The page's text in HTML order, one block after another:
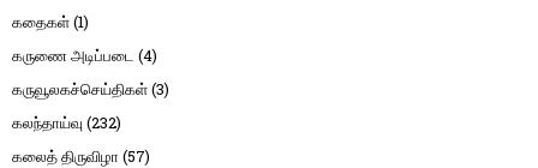
கதைகள்(1)
கருணை அடிப்படை (4)
கருவூலகச்செய்திகள்(3)
கலந்தாய்வு (232)
கலைத் திருவிழா (57)